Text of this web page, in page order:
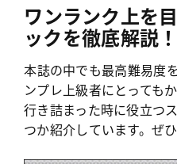
ワンランク上を
ックを徹底解説！
本誌の中でも最高難易度
ンプレ上級者にとっても
行き詰まった時に役立つ
つか紹介しています。ぜ